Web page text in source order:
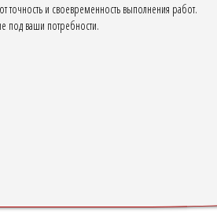
точность и своевременность выполнения работ.
под ваши потребности.